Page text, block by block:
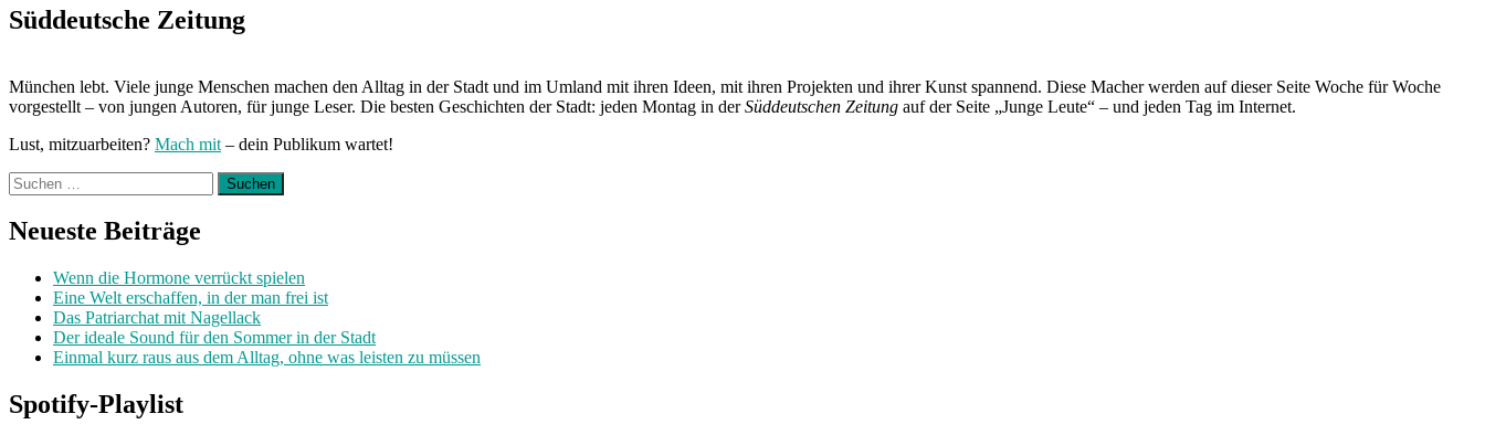
bis
Freitag
mit
Tabitha“
Süddeutsche Zeitung
München lebt. Viele junge Menschen machen den Alltag in der Stadt und im Umland mit ihren Ideen, mit ihren Projekten und ihrer Kunst spannend. Diese Macher werden auf dieser Seite Woche für Woche
vorgestellt – von jungen Autoren, für junge Leser. Die besten Geschichten der Stadt: jeden Montag in derSüddeutschen Zeitung auf der Seite „Junge Leute“ – und jeden Tag im Internet.
Lust, mitzuarbeiten? Mach mit – dein Publikum wartet!
Suchen
nach:
Neueste Beiträge
Wenn die Hormone verrückt spielen
Eine Welt erschaffen, in der man frei ist
Das Patriarchat mit Nagellack
Der ideale Sound für den Sommer in der Stadt
Einmal kurz raus aus dem Alltag, ohne was leisten zu müssen
Spotify-Playlist